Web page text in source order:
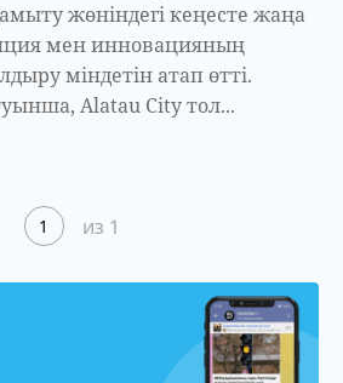
жөніндегі кеңесте жаңа
мен инновацияның
міндетін атап өтті.
Alatau City тол...
1 из 1